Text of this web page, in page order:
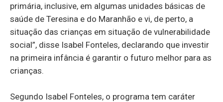
primária, inclusive, em algumas unidades básicas de
saúde de Teresina e do Maranhão e vi, de perto, a
situação das crianças em situação de vulnerabilidade
social”, disse Isabel Fonteles, declarando que investir
na primeira infância é garantir o futuro melhor para as
crianças.
Segundo Isabel Fonteles, o programa tem caráter